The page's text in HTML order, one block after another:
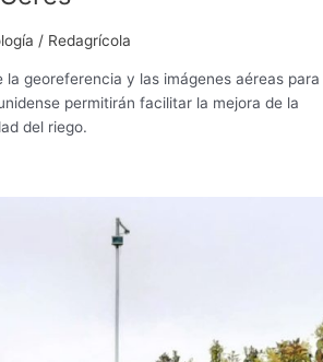
/ Redagrícola
la georeferencia y las imágenes aéreas para
permitirán facilitar la mejora de la
del riego.